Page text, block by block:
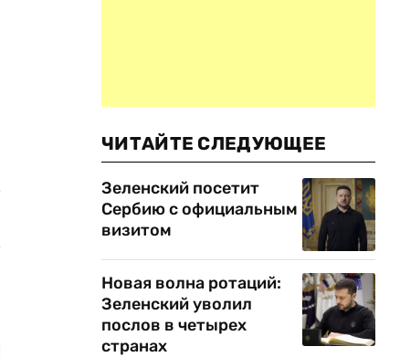
ЧИТАЙТЕ СЛЕДУЮЩЕЕ
Зеленский посетит
Сербию с официальным
визитом
Новая волна ротаций:
Зеленский уволил
послов в четырех
странах